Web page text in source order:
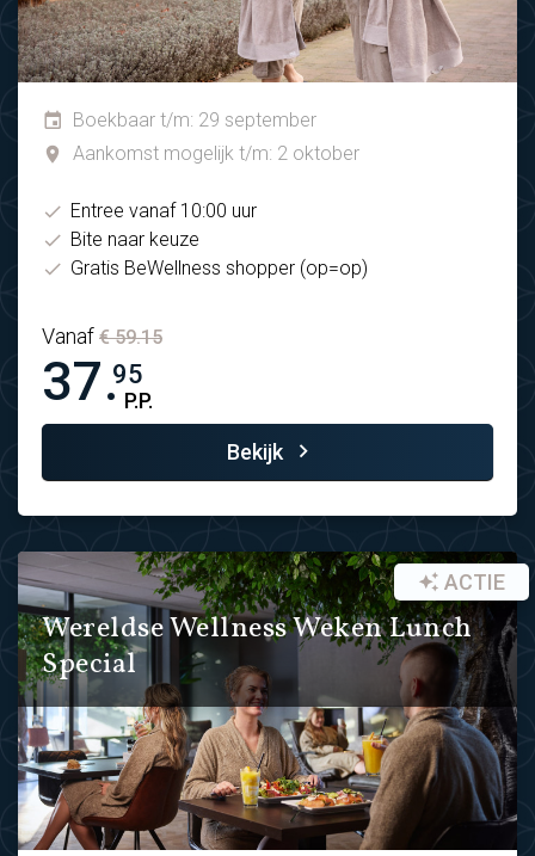
Boekbaar t/m: 29 september
Aankomst mogelijk t/m: 2 oktober
Entree vanaf 10:00 uur
Bite naar keuze
Gratis BeWellness shopper (op=op)
Vanaf € 59.15
37.95
P.P.
Bekijk
Wereldse Wellness Weken Lunch
Special
ACTIE